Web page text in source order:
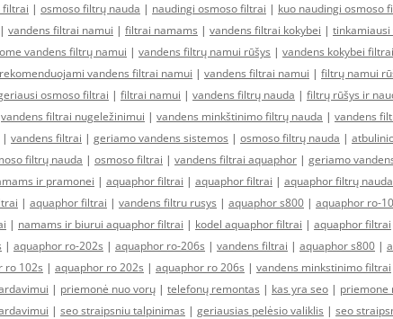
filtrai | osmoso filtrų nauda | naudingi osmoso filtrai | kuo naudingi osmoso
| vandens filtrai namui | filtrai namams | vandens filtrai kokybei |
vandens filtrų namui | vandens filtrų namui rūšys | vandens kokybei
rekomenduojami vandens filtrai namui | vandens filtrai namui | filtrų namui
osmoso filtrai | filtrai namui | vandens filtrų nauda | filtrų rūšys ir
vandens filtrai nugeležinimui | vandens minkštinimo filtrų nauda | vandens
| vandens filtrai | geriamo vandens sistemos | osmoso filtrų nauda |
filtrų nauda | osmoso filtrai | vandens filtrai aquaphor | geriamo
ir pramonei | aquaphor filtrai | aquaphor filtrai | aquaphor filtrų nauda
| aquaphor filtrai | vandens filtru rusys | aquaphor s800 | aquaphor ro-
| namams ir biurui aquaphor filtrai | kodel aquaphor filtrai | aquaphor filtrai
| aquaphor ro-202s | aquaphor ro-206s | vandens filtrai | aquaphor s800 |
ro 102s | aquaphor ro 202s | aquaphor ro 206s | vandens minkstinimo filtrai
| priemonė nuo vorų | telefonų remontas | kas yra seo | priemone
| seo straipsniu talpinimas | geriausias pelėsio valiklis | seo